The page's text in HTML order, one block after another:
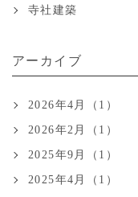
寺社建築
アーカイブ
2026年4月（1）
2026年2月（1）
2025年9月（1）
2025年4月（1）